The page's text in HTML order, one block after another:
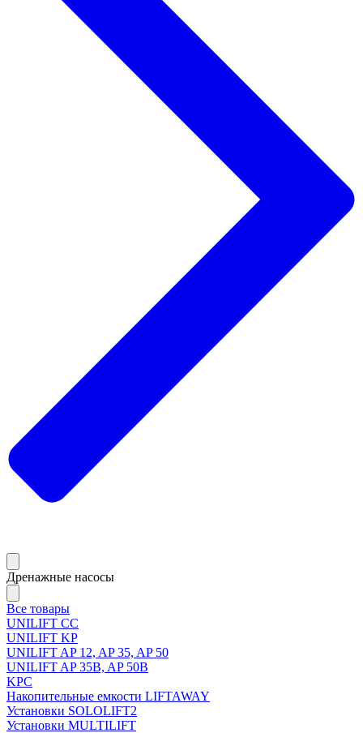
Дренажные насосы
Все товары
UNILIFT CC
UNILIFT KP
UNILIFT AP 12, AP 35, AP 50
UNILIFT AP 35B, AP 50B
KPC
Накопительные емкости LIFTAWAY
Установки SOLOLIFT2
Установки MULTILIFT